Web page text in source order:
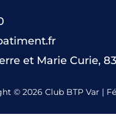
et Marie Curie,
© 2026 Club BTP Var |